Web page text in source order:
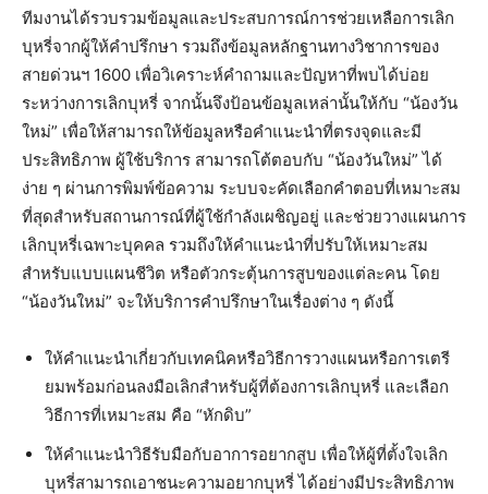
ทีมงานได้รวบรวมข้อมูลและประสบการณ์การช่วยเหลือการเลิก
บุหรี่จากผู้ให้คำปรึกษา รวมถึงข้อมูลหลักฐานทางวิชาการของ
สายด่วนฯ 1600 เพื่อวิเคราะห์คำถามและปัญหาที่พบได้บ่อย
ระหว่างการเลิกบุหรี่ จากนั้นจึงป้อนข้อมูลเหล่านั้นให้กับ “น้องวัน
ใหม่” เพื่อให้สามารถให้ข้อมูลหรือคำแนะนำที่ตรงจุดและมี
ประสิทธิภาพ ผู้ใช้บริการ สามารถโต้ตอบกับ “น้องวันใหม่” ได้
ง่าย ๆ ผ่านการพิมพ์ข้อความ ระบบจะคัดเลือกคำตอบที่เหมาะสม
ที่สุดสำหรับสถานการณ์ที่ผู้ใช้กำลังเผชิญอยู่ และช่วยวางแผนการ
เลิกบุหรี่เฉพาะบุคคล รวมถึงให้คำแนะนำที่ปรับให้เหมาะสม
สำหรับแบบแผนชีวิต หรือตัวกระตุ้นการสูบของแต่ละคน โดย
“น้องวันใหม่” จะให้บริการคำปรึกษาในเรื่องต่าง ๆ ดังนี้
ให้คำแนะนำเกี่ยวกับเทคนิคหรือวิธีการวางแผนหรือการเตรี
ยมพร้อมก่อนลงมือเลิกสำหรับผู้ที่ต้องการเลิกบุหรี่ และเลือก
วิธีการที่เหมาะสม คือ “หักดิบ”
ให้คำแนะนำวิธีรับมือกับอาการอยากสูบ เพื่อให้ผู้ที่ตั้งใจเลิก
บุหรี่สามารถเอาชนะความอยากบุหรี่ ได้อย่างมีประสิทธิภาพ